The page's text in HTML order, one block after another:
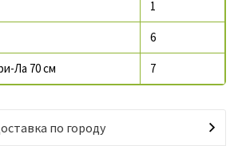
1
6
Ла 70 см 7
по городу